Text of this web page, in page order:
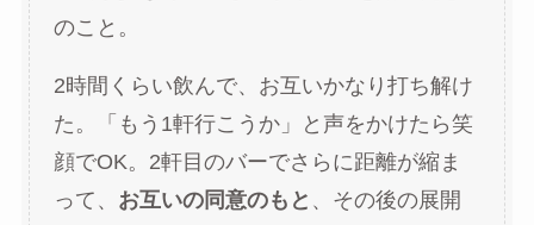
のこと。
2時間くらい飲んで、お互いかなり打ち解け
た。「もう1軒行こうか」と声をかけたら笑
顔でOK。2軒目のバーでさらに距離が縮ま
って、 お互いの同意のもと 、その後の展開